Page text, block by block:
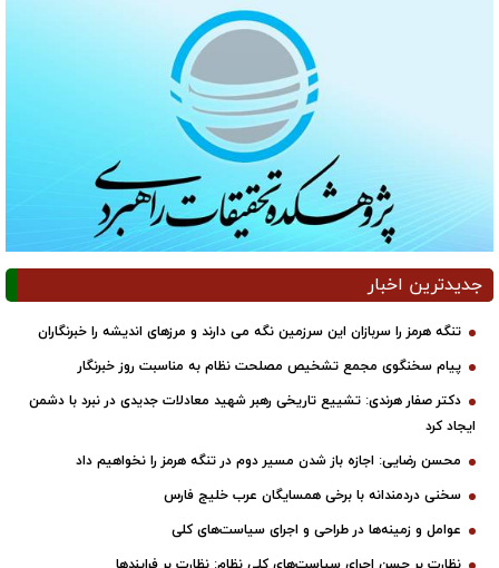
جدیدترین اخبار
تنگه هرمز را سربازان این سرزمین نگه می دارند و مرزهای اندیشه را خبرنگاران
پیام سخنگوی مجمع تشخیص مصلحت نظام به مناسبت روز خبرنگار
دکتر صفار هرندی: تشییع تاریخی رهبر شهید معادلات جدیدی در نبرد با دشمن
ایجاد کرد
محسن رضایی: اجازه باز شدن مسیر دوم در تنگه هرمز را نخواهیم داد
سخنی دردمندانه با برخی همسایگان عرب خلیج فارس
عوامل و زمینه‌ها در طراحی و اجرای سیاست‌های کلی